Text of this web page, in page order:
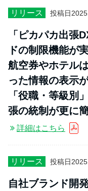
リリース 投稿日
「ピカパカ出張
ドの制限機能が
航空券やホテル
った情報の表示
「役職・等級別
張の統制が更に
詳細はこちら
リリース 投稿日
自社ブランド開